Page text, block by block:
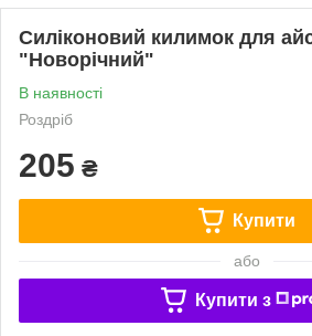
Силіконовий килимок для
"Новорічний"
В наявності
Роздріб
205 ₴
Купити
або
Купити з